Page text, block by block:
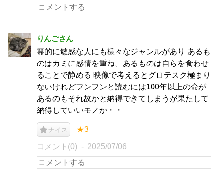
りんごさん
霊的に敏感な人にも様々なジャンルがあり あるも
のはカミに感情を重ね、あるものは自らを食わせ
ることで静める 映像で考えるとグロテスク極まり
ないけれどフンフンと読むには100年以上の命が
あるのもそれ故かと納得できてしまうが果たして
納得していいモノか・・
ナイス ★3
コメント(0) 2025/07/06